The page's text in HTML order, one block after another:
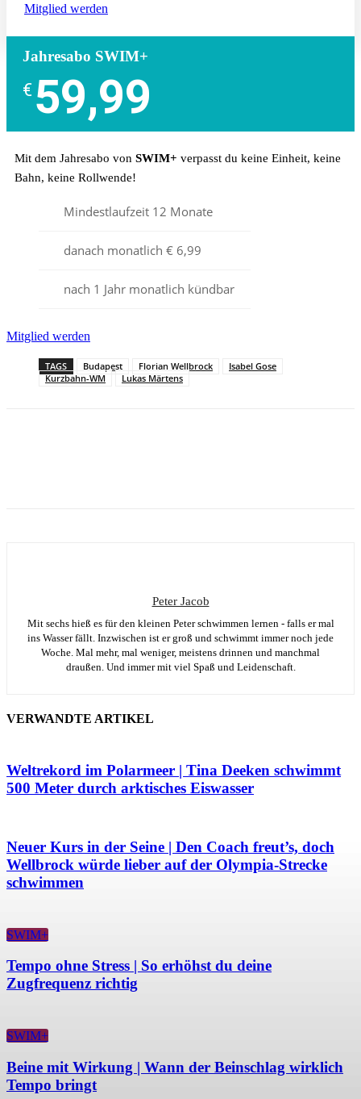
Mitglied werden
Jahresabo SWIM+
€ 59,99
Mit dem Jahresabo von SWIM+ verpasst du keine Einheit, keine
Bahn, keine Rollwende!
Mindestlaufzeit 12 Monate
danach monatlich € 6,99
nach 1 Jahr monatlich kündbar
Mitglied werden
TAGS Budapest Florian Wellbrock
Isabel Gose
Kurzbahn-WM
Lukas Märtens
Peter Jacob
Mit sechs hieß es für den kleinen Peter schwimmen lernen - falls er mal
ins Wasser fällt. Inzwischen ist er groß und schwimmt immer noch jede
Woche. Mal mehr, mal weniger, meistens drinnen und manchmal
draußen. Und immer mit viel Spaß und Leidenschaft.
VERWANDTE ARTIKEL
Weltrekord im Polarmeer | Tina Deeken schwimmt
500 Meter durch arktisches Eiswasser
Neuer Kurs in der Seine | Den Coach freut’s, doch
Wellbrock würde lieber auf der Olympia-Strecke
schwimmen
SWIM+
Tempo ohne Stress | So erhöhst du deine
Zugfrequenz richtig
SWIM+
Beine mit Wirkung | Wann der Beinschlag wirklich
Tempo bringt